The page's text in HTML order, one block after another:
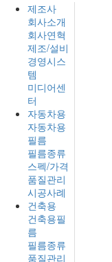
제조사
회사소개
회사연혁
제조/설비
경영시스
템
미디어센
터
자동차용
자동차용
필름
필름종류
스펙/가격
품질관리
시공사례
건축용
건축용필
름
필름종류
품질관리